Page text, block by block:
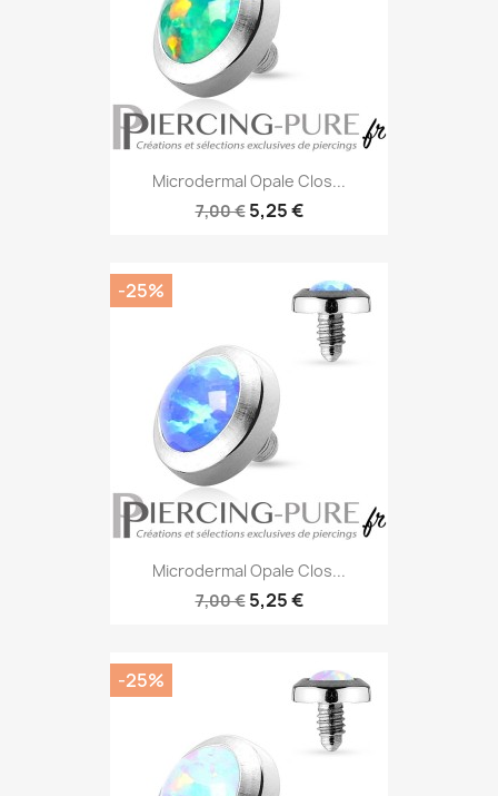
Microdermal Opale Clos...
7,00 € 5,25 €
Microdermal Opale Clos...
7,00 € 5,25 €
-25%
-25%